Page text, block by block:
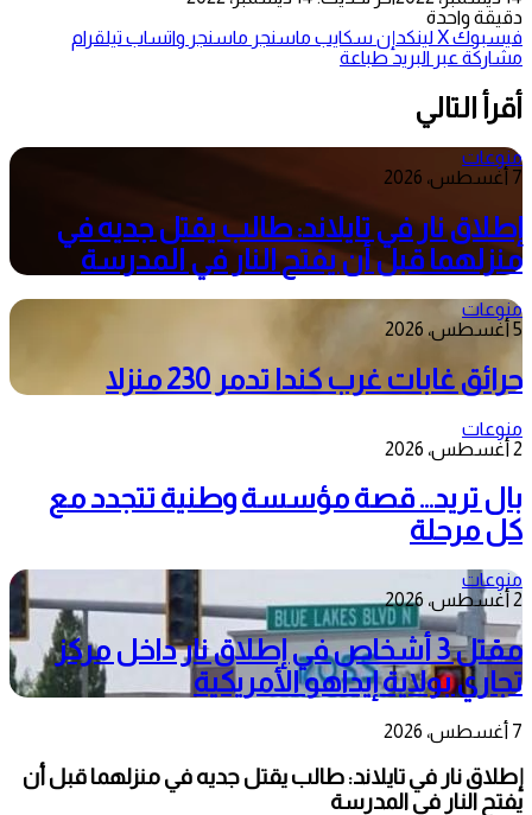
دقيقة واحدة
فيسبوك‫Xلينكدإن سكايب ماسنجر ماسنجر واتساب تيلقرام
مشاركة عبر البريد طباعة
أقرأ التالي
منوعات
7 أغسطس، 2026
إطلاق نار في تايلاند: طالب يقتل جديه في
منزلهما قبل أن يفتح النار في المدرسة
منوعات
5 أغسطس، 2026
حرائق غابات غرب كندا تدمر 230 منزلا
منوعات
2 أغسطس، 2026
بال تريد… قصة مؤسسة وطنية تتجدد مع
كل مرحلة
منوعات
2 أغسطس، 2026
مقتل 3 أشخاص في إطلاق نار داخل مركز
تجاري بولاية إيداهو الأمريكية
7 أغسطس، 2026
إطلاق نار في تايلاند: طالب يقتل جديه في منزلهما قبل أن
يفتح النار في المدرسة